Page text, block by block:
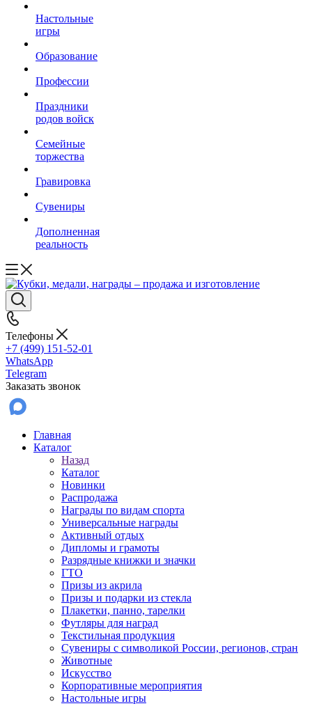
Настольные
игры
Образование
Профессии
Праздники
родов войск
Семейные
торжества
Гравировка
Сувениры
Дополненная
реальность
Телефоны
+7 (499) 151-52-01
WhatsApp
Telegram
Заказать звонок
Главная
Каталог
Назад
Каталог
Новинки
Распродажа
Награды по видам спорта
Универсальные награды
Активный отдых
Дипломы и грамоты
Разрядные книжки и значки
ГТО
Призы из акрила
Призы и подарки из стекла
Плакетки, панно, тарелки
Футляры для наград
Текстильная продукция
Сувениры с символикой России, регионов, стран
Животные
Искусство
Корпоративные мероприятия
Настольные игры